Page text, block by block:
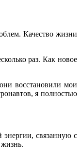
Качество жизни
раз. Как новое
восстановили мои
я полностью
связанную с